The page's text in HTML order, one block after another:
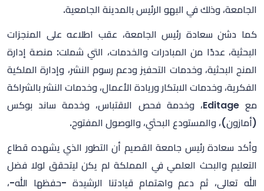
الجامعة، وذلك في البهو الرئيس بالمدينة الجامعية.
كما دشن سعادة رئيس الجامعة، عقب اطلاعه على المنجزات
البحثية، عددًا من المبادرات والخدمات، التي شملت: منصة إدارة
المنح البحثية، وخدمات التحفيز ودعم رسوم النشر، وإدارة الملكية
الفكرية، وخدمات الابتكار وريادة الأعمال، وخدمات النشر بالشراكة
مع Editage، وخدمة فحص الاقتباس، وخدمة ساند بوكس
(أمازون)، والمستودع البحثي، والوصول المفتوح.
وأكد سعادة رئيس جامعة القصيم أن التطور الذي يشهده قطاع
التعليم والبحث العلمي في المملكة لم يكن ليتحقق لولا فضل
الله تعالى، ثم دعم واهتمام قيادتنا الرشيدة -حفظها الله-،